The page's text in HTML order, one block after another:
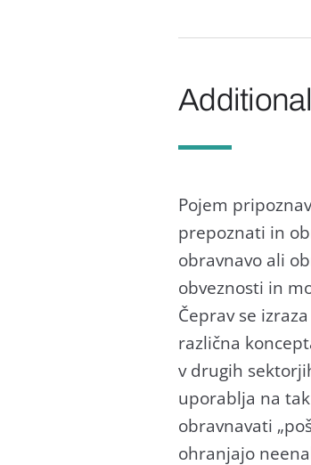
Pojem
prepoznati in
obravnavo ali
obveznosti in
Čeprav se
različna
v drugih
uporablja na
obravnavati
ohranjajo